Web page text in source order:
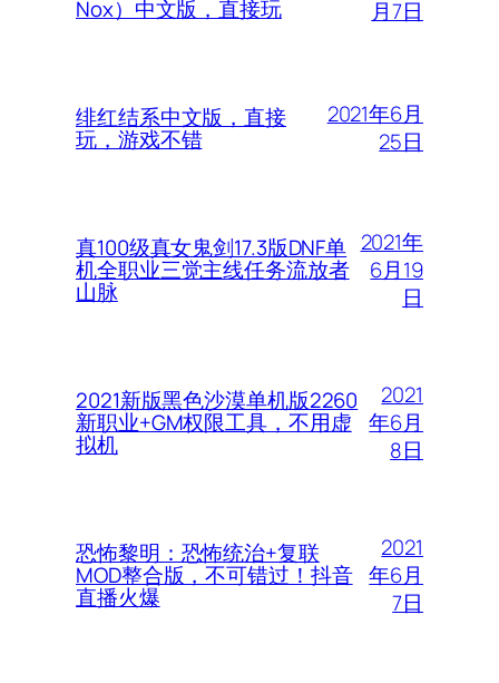
Nox）中文版，直接玩 月7日
绯红结系中文版，直接
玩，游戏不错
2021年6月
25日
真100级真女鬼剑17.3版DNF单
机全职业三觉主线任务流放者
山脉
2021年
6月19
日
2021新版黑色沙漠单机版2260
新职业+GM权限工具，不用虚
拟机
2021
年6月
8日
恐怖黎明：恐怖统治+复联
MOD整合版，不可错过！抖音
直播火爆
2021
年6月
7日